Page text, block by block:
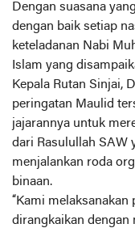
Dengan suasana
dengan baik setiap
keteladanan Nabi
Islam yang
Kepala Rutan Sinjai,
peringatan Maulid
jajarannya untuk
dari Rasulullah SAW
menjalankan roda
binaan.
“Kami
dirangkaikan dengan